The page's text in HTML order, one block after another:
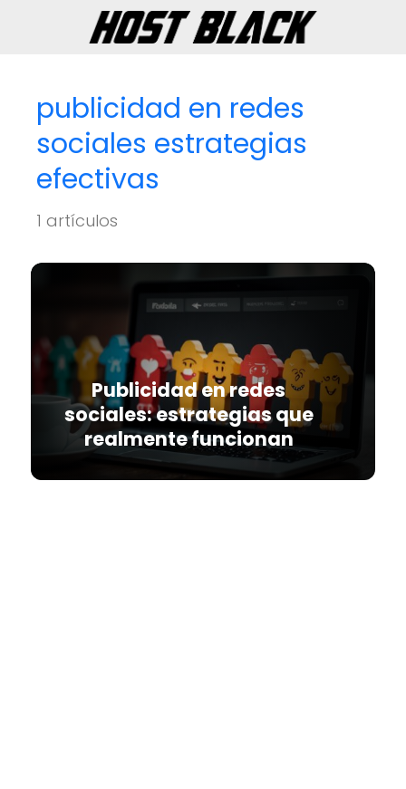
publicidad en redes
sociales estrategias
efectivas
1 artículos
Publicidad en redes
sociales: estrategias que
realmente funcionan